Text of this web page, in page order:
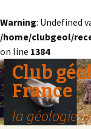
Warning: Undefined
/home/clubgeol/
on line 1384
Club
France
la géologie